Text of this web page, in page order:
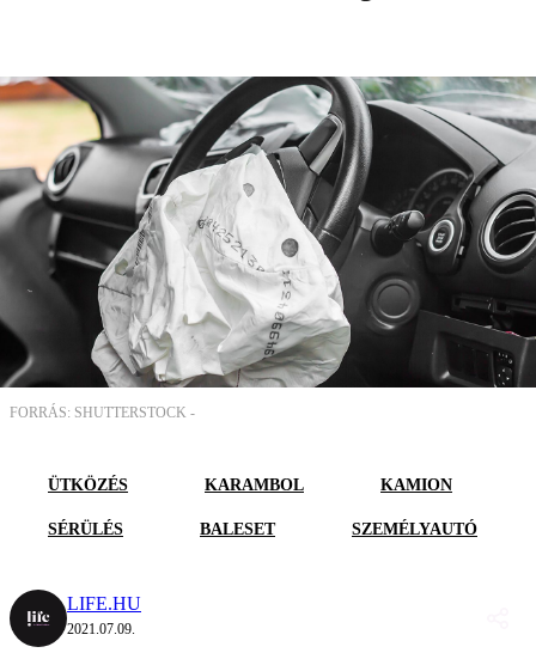
FORRÁS: SHUTTERSTOCK -
ÜTKÖZÉS KARAMBOL KAMION
SÉRÜLÉS BALESET SZEMÉLYAUTÓ
LIFE.HU
2021.07.09.